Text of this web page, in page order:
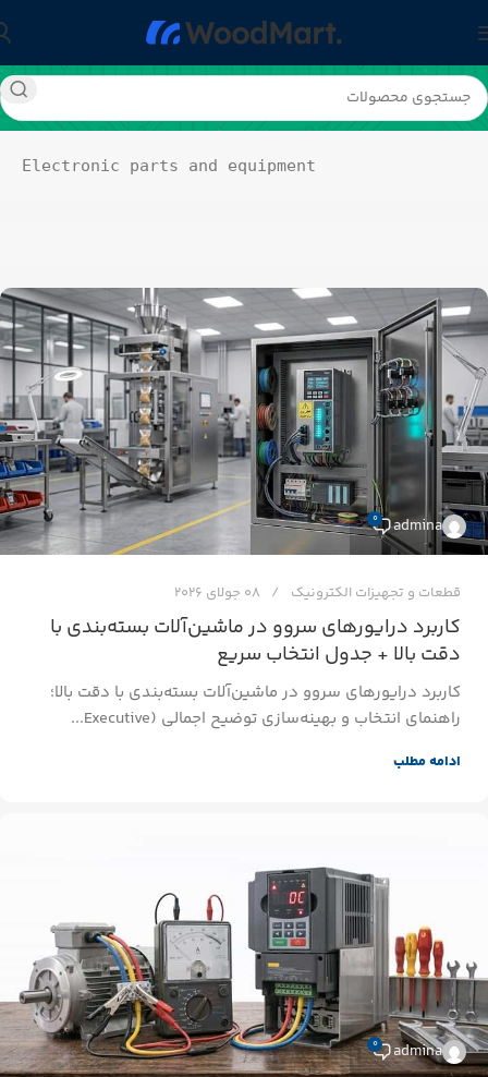
Electronic parts and equipment
admina
0
قطعات و تجهیزات الکترونیک 08 جولای 2026
کاربرد درایورهای سروو در ماشین‌آلات بسته‌بندی با
دقت بالا + جدول انتخاب سریع
کاربرد درایورهای سروو در ماشین‌آلات بسته‌بندی با دقت بالا؛
راهنمای انتخاب و بهینه‌سازی توضیح اجمالی (Executive...
ادامه مطلب
admina
0